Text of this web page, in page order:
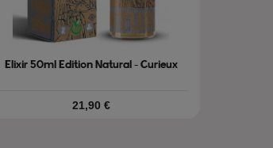
Elixir 50ml Edition Natural - Curieux
Prix
21,90 €